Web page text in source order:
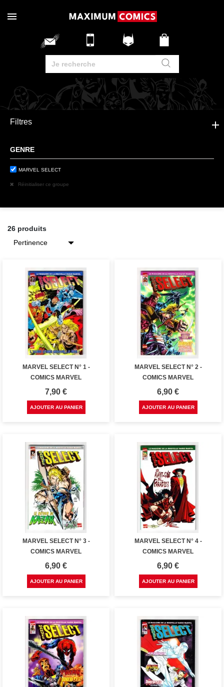
Filtres
GENRE
MARVEL SELECT
Réinitialiser ce groupe
26 produits
MARVEL SELECT N° 1 -
COMICS MARVEL
Prix
7,90 €
AJOUTER AU PANIER
MARVEL SELECT N° 2 -
COMICS MARVEL
Prix
6,90 €
AJOUTER AU PANIER
MARVEL SELECT N° 3 -
COMICS MARVEL
Prix
6,90 €
AJOUTER AU PANIER
MARVEL SELECT N° 4 -
COMICS MARVEL
Prix
6,90 €
AJOUTER AU PANIER